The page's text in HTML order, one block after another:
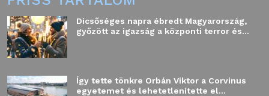
Dicsőséges napra ébredt Magyarország,
győzött az igazság a központi terror és...
Így tette tönkre Orbán Viktor a Corvinus
egyetemet és lehetetlenítette el...